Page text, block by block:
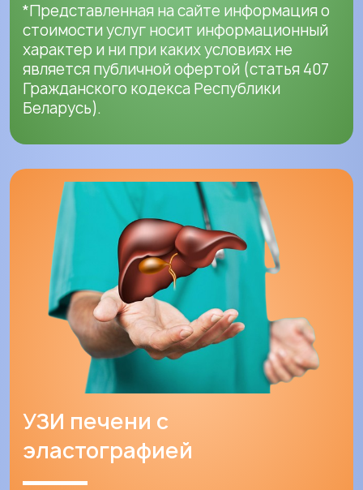
*Представленная на сайте информация о
стоимости услуг носит информационный
характер и ни при каких условиях не
является публичной офертой (статья 407
Гражданского кодекса Республики
Беларусь).
УЗИ печени с
эластографией